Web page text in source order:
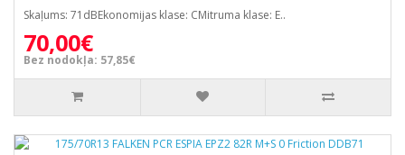
Skaļums: 71dBEkonomijas klase: CMitruma klase: E..
70,00€
Bez nodokļa: 57,85€